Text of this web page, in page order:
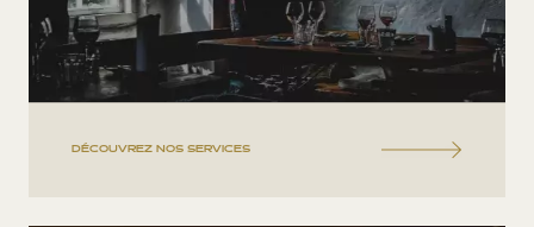
DÉCOUVREZ NOS SERVICES